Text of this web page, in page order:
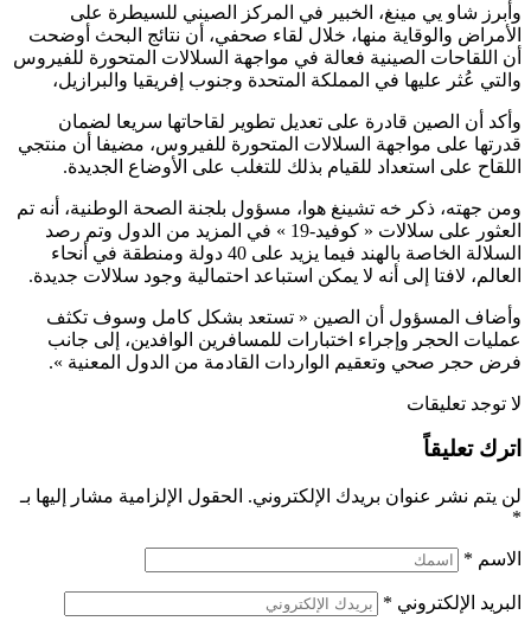
وأبرز شاو يي مينغ، الخبير في المركز الصيني للسيطرة على
الأمراض والوقاية منها، خلال لقاء صحفي، أن نتائج البحث أوضحت
أن اللقاحات الصينية فعالة في مواجهة السلالات المتحورة للفيروس
والتي عُثر عليها في المملكة المتحدة وجنوب إفريقيا والبرازيل،
وأكد أن الصين قادرة على تعديل تطوير لقاحاتها سريعا لضمان
قدرتها على مواجهة السلالات المتحورة للفيروس، مضيفا أن منتجي
اللقاح على استعداد للقيام بذلك للتغلب على الأوضاع الجديدة.
ومن جهته، ذكر خه تشينغ هوا، مسؤول بلجنة الصحة الوطنية، أنه تم
العثور على سلالات « كوفيد-19 » في المزيد من الدول وتم رصد
السلالة الخاصة بالهند فيما يزيد على 40 دولة ومنطقة في أنحاء
العالم، لافتا إلى أنه لا يمكن استباعد احتمالية وجود سلالات جديدة.
وأضاف المسؤول أن الصين « تستعد بشكل كامل وسوف تكثف
عمليات الحجر وإجراء اختبارات للمسافرين الوافدين، إلى جانب
فرض حجر صحي وتعقيم الواردات القادمة من الدول المعنية ».
لا توجد تعليقات
اترك تعليقاً
لن يتم نشر عنوان بريدك الإلكتروني. الحقول الإلزامية مشار إليها بـ
*
الاسم *
البريد الإلكتروني *